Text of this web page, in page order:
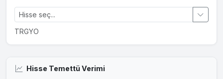
TRGYO
Hisse Temettü Verimi